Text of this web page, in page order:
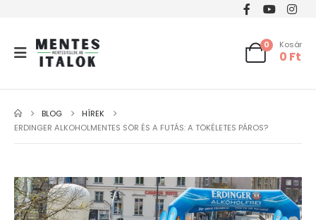
0 Kosár
0 Ft
BLOG
HÍREK
ERDINGER ALKOHOLMENTES SÖR ÉS A FUTÁS: A TÖKÉLETES PÁROS?